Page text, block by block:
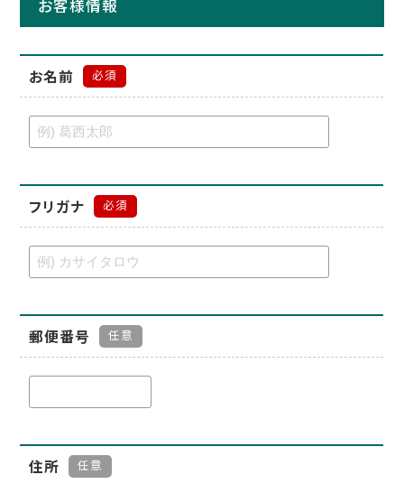
お客様情報
お名前 必須
フリガナ 必須
郵便番号 任意
住所 任意